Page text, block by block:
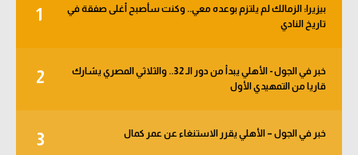
1
بيزيرا: الزمالك لم يلتزم بوعده معي.. وكنت سأصبح أغلى صفقة في
تاريخ النادي
2
خبر في الجول - الأهلي يبدأ من دور الـ 32.. والثلاثي المصري يشارك
قاريا من التمهيدي الأول
3 خبر في الجول – الأهلي يقرر الاستنغاء عن عمر كمال